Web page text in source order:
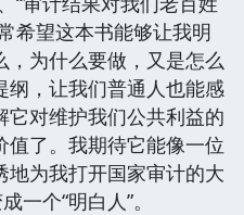
希望这本书能够让我明
，为什么要做，又是怎么
纲，让我们普通人也能感
它对维护我们公共利益的
了。我期待它能像一位
地为我打开国家审计的大
一个“明白人”。